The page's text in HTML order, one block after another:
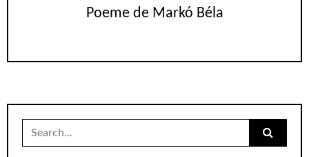
Poeme de Markó Béla
Search